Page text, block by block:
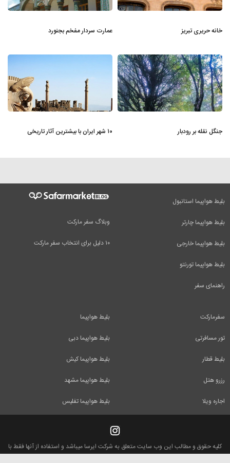
خانه حریری تبریز عمارت سردار مفخم بجنورد
جنگل نقله بر رودبار ۱۰ شهر ایران با بیشترین آثار تاریخی
وبلاگ سفر مارکت
۱۰ دلیل برای انتخاب سفر مارکت
بلیط هواپیما استانبول
بلیط هواپیما چارتر
بلیط هواپیما خارجی
بلیط هواپیما تورنتو
راهنمای سفر
بلیط هواپیما
بلیط هواپیما دبی
بلیط هواپیما کیش
بلیط هواپیما مشهد
بلیط هواپیما تفلیس
سفرمارکت
تور مسافرتی
بلیط قطار
رزرو هتل
اجاره ویلا
کلیه حقوق و مطالب این وب سایت متعلق به شرکت ایرسا میباشد و استفاده از آنها فقط با